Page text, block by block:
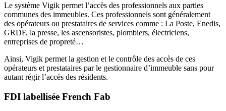
Le système Vigik permet l’accès des professionnels aux parties
communes des immeubles. Ces professionnels sont généralement
des opérateurs ou prestataires de services comme : La Poste, Enedis,
GRDF, la presse, les ascensoristes, plombiers, électriciens,
entreprises de propreté…
Ainsi, Vigik permet la gestion et le contrôle des accès de ces
opérateurs et prestataires par le gestionnaire d’immeuble sans pour
autant régir l’accès des résidents.
FDI labellisée French Fab